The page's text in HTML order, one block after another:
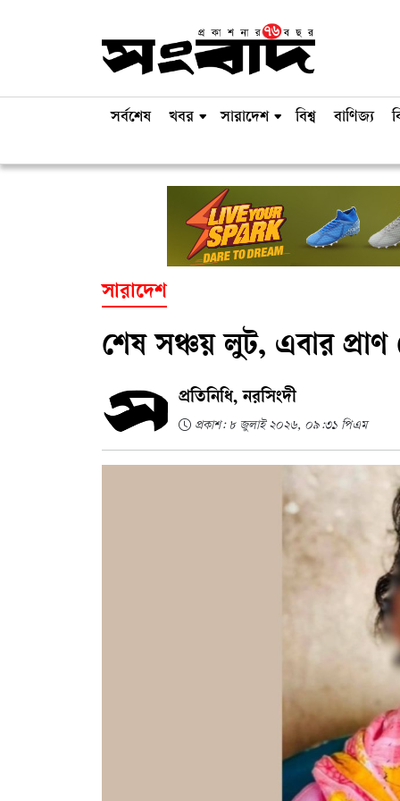
সর্বশেষ খবর সারাদেশ বিশ্ব বাণিজ্য
সারাদেশ
শেষ সঞ্চয় লুট, এবার প্রাণ
প্রতিনিধি, নরসিংদী
প্রকাশ: ৮ জুলাই ২০২৬, ০৯:৩১ পিএম